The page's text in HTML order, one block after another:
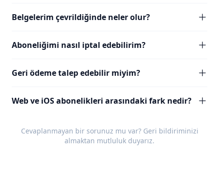
Belgelerim çevrildiğinde neler olur?
Aboneliğimi nasıl iptal edebilirim?
Geri ödeme talep edebilir miyim?
Web ve iOS abonelikleri arasındaki fark nedir?
Cevaplanmayan bir sorunuz mu var? Geri bildiriminizi
almaktan mutluluk duyarız.